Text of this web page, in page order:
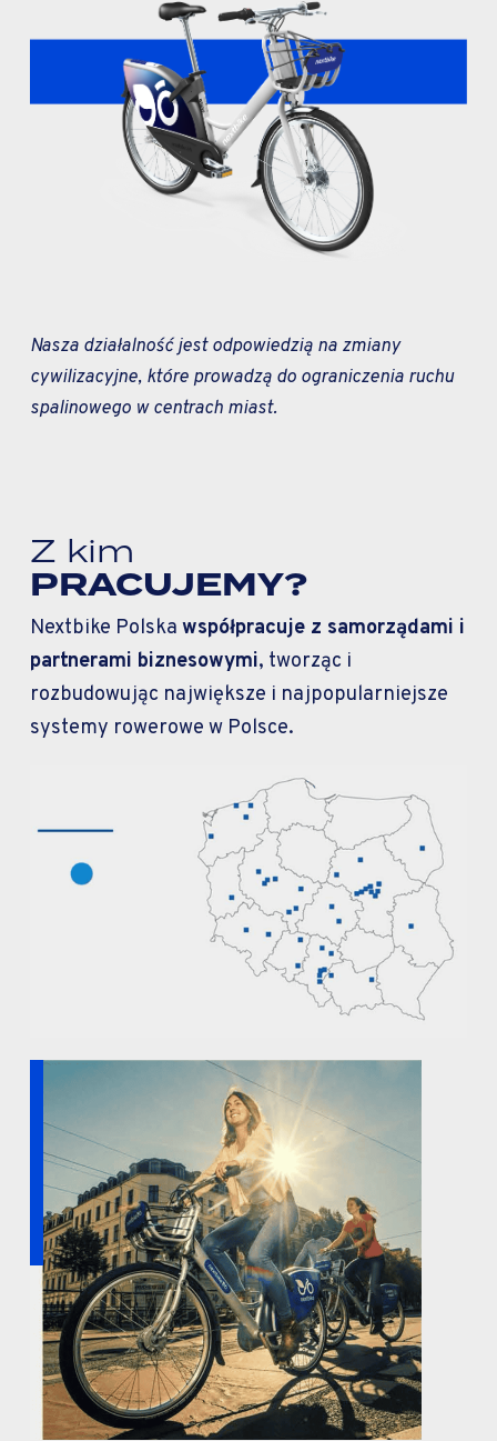
Nasza działalność jest odpowiedzią na zmiany
cywilizacyjne, które prowadzą do ograniczenia ruchu
spalinowego w centrach miast.
Z kim
PRACUJEMY?
Nextbike Polska współpracuje z samorządami i
partnerami biznesowymi, tworząc i
rozbudowując największe i najpopularniejsze
systemy rowerowe w Polsce.